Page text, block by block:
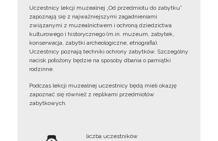
Uczestnicy lekcji muzealnej „Od przedmiotu do zabytku”
zapoznają się z najważniejszymi zagadnieniami
związanymi z muzealnictwem i ochroną dziedzictwa
kulturowego i historycznego (m.in. muzeum, zabytek,
konserwacja, zabytki archeologiczne, etnografia).
Uczestnicy poznają techniki ochrony zabytków. Szczególny
nacisk położony będzie na sposoby dbania o pamiątki
rodzinne.
Podczas lekcji muzealnej uczestnicy będą mieli okazję
zapoznać się również z replikami przedmiotów
zabytkowych.
liczba uczestników